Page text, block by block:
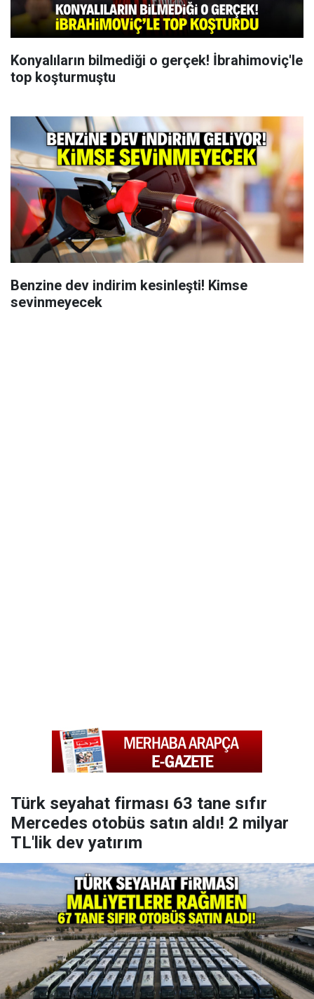
Konyalıların bilmediği o gerçek! İbrahimoviç'le
top koşturmuştu
Benzine dev indirim kesinleşti! Kimse
sevinmeyecek
Türk seyahat firması 63 tane sıfır
Mercedes otobüs satın aldı! 2 milyar
TL'lik dev yatırım